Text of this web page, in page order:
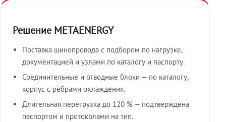
Решение METAENERGY
Поставка шинопровода с подбором по нагрузке,
документацией и узлами по каталогу и паспорту.
Соединительные и отводные блоки — по каталогу,
корпус с рёбрами охлаждения.
Длительная перегрузка до 120 % — подтверждена
паспортом и протоколами на тип.